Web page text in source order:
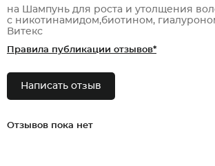
на Шампунь для роста и утолщения
с никотинамидом,биотином,
Витекс
Правила публикации отзывов*
Написать отзыв
Отзывов пока нет